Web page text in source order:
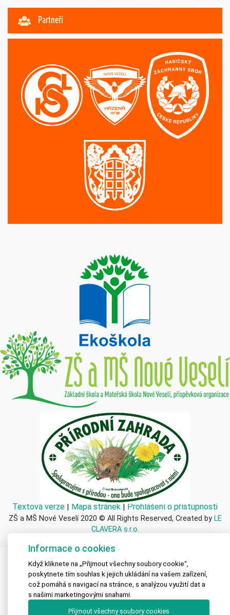
Partneři
Textová verze | Mapa stránek | Prohlášení o přístupnosti
ZŠ a MŠ Nové Veselí 2020 © All Rights Reserved, Created by LE
CLAVERA s.r.o.
Informace o cookies
Když kliknete na „Přijmout všechny soubory cookie“,
poskytnete tím souhlas k jejich ukládání na vašem zařízení,
což pomáhá s navigací na stránce, s analýzou využití dat a
s našimi marketingovými snahami.
Přijmout všechny soubory cookies